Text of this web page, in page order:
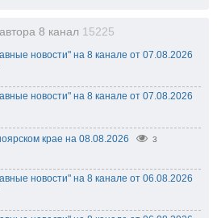
8 канал 15225
новости" на 8 канале от 07.08.2026
новости" на 8 канале от 07.08.2026
крае на 08.08.2026 3
новости" на 8 канале от 06.08.2026